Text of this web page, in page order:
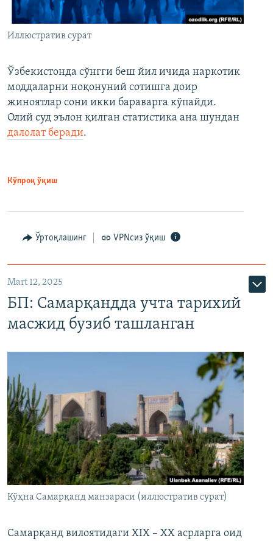
Иллюстратив сурат
Ўзбекистонда сўнгги беш йил ичида наркотик
моддаларни ноқонуний сотишга доир
жиноятлар сони икки бараварга кўпайди.
Олий суд эълон қилган статистика ана шундан
далолат беради.
Кўпроқ ўқиш
Ўртоқлашинг VPNсиз ўқиш
Mart 12, 2025
БП: Самарқандда учта тарихий
масжид бузиб ташланган
Кўҳна Самарқанд манзараси (иллюстратив сурат)
Самарқанд вилоятидаги XIX – XX асрларга оид